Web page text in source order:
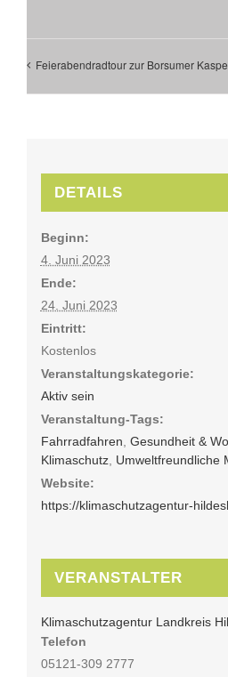
Feierabendradtour zur Borsumer
DETAILS
Beginn:
4. Juni 2023
Ende:
24. Juni 2023
Eintritt:
Kostenlos
Veranstaltungskategorie:
Aktiv sein
Veranstaltung-Tags:
Fahrradfahren, Gesundheit &
Klimaschutz, Umweltfreundliche
Website:
https://klimaschutzagentur-
VERANSTALTER
Klimaschutzagentur Landkreis
Telefon
05121-309 2777